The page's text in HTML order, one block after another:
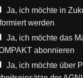
Ja, ich möchte in
werden
Ja, ich möchte das
abonnieren
Ja, ich möchte über